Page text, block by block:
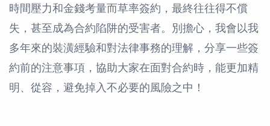
時間壓力和金錢考量而草率簽約，最終往往得不償
失，甚至成為合約陷阱的受害者。別擔心，我會以我
多年來的裝潢經驗和對法律事務的理解，分享一些簽
約前的注意事項，協助大家在面對合約時，能更加精
明、從容，避免掉入不必要的風險之中！